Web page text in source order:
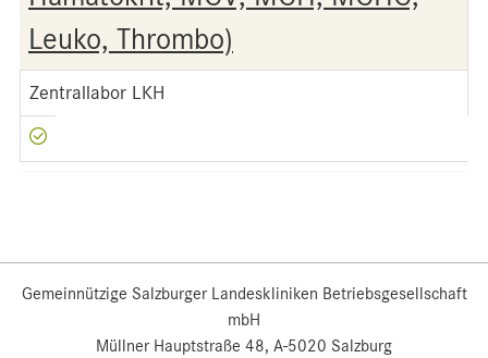
Leuko, Thrombo)
Zentrallabor LKH
Gemeinnützige Salzburger Landeskliniken Betriebsgesellschaft
mbH
Müllner Hauptstraße 48, A-5020 Salzburg